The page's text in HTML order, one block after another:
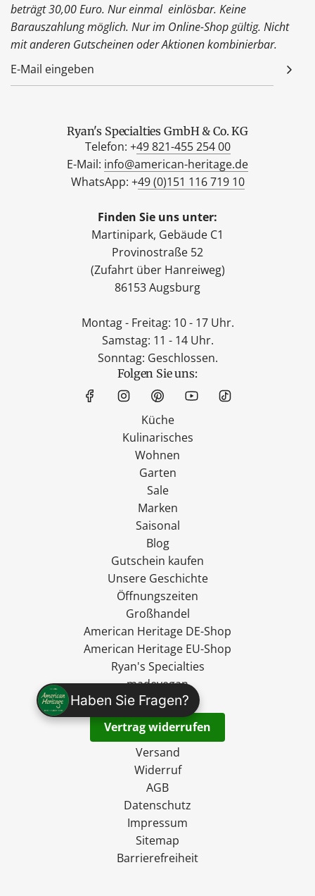
Haben Sie Fragen?
beträgt 30,00 Euro. Nur einmal einlösbar. Keine
Barauszahlung möglich. Nur im Online-Shop gültig. Nicht
mit anderen Gutscheinen oder Aktionen kombinierbar.
Ryan's Specialties GmbH & Co. KG
Telefon: +49 821-455 254 00
E-Mail: info@american-heritage.de
WhatsApp: +49 (0)151 116 719 10
Finden Sie uns unter:
Martinipark, Gebäude C1
Provinostraße 52
(Zufahrt über Hanreiweg)
86153 Augsburg
Montag - Freitag: 10 - 17 Uhr.
Samstag: 11 - 14 Uhr.
Sonntag: Geschlossen.
Folgen Sie uns:
Küche
Kulinarisches
Wohnen
Garten
Sale
Marken
Saisonal
Blog
Gutschein kaufen
Unsere Geschichte
Öffnungszeiten
Großhandel
American Heritage DE-Shop
American Heritage EU-Shop
Ryan's Specialties
madevegan
Kontakt
Vertrag widerrufen
Versand
Widerruf
AGB
Datenschutz
Impressum
Sitemap
Barrierefreiheit